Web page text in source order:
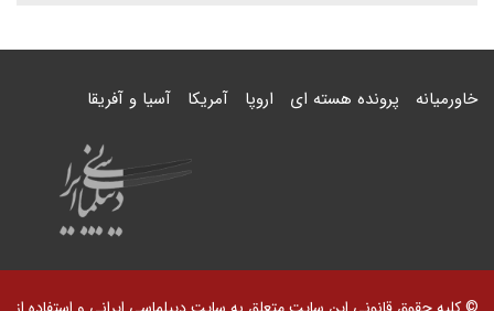
خاورمیانه پرونده هسته ای اروپا آمریکا آسیا و آفریقا